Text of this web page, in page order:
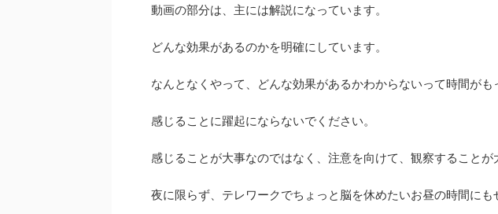
動画の部分は、主には解説になっています。
どんな効果があるのかを明確にしています。
なんとなくやって、どんな効果があるかわからないって時間がも
感じることに躍起にならないでください。
感じることが大事なのではなく、注意を向けて、観察することが
夜に限らず、テレワークでちょっと脳を休めたいお昼の時間にも